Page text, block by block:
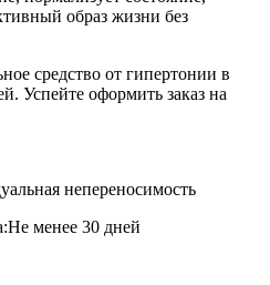
образ жизни без
средство от гипертонии в
Успейте оформить заказ на
непереносимость
Не менее 30 дней